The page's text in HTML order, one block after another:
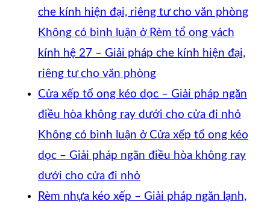
che kính hiện đại, riêng tư cho văn phòng
Không có bình luận ở Rèm tổ ong vách
kính hệ 27 – Giải pháp che kính hiện đại,
riêng tư cho văn phòng
Cửa xếp tổ ong kéo dọc – Giải pháp ngăn
điều hòa không ray dưới cho cửa đi nhỏ
Không có bình luận ở Cửa xếp tổ ong kéo
dọc – Giải pháp ngăn điều hòa không ray
dưới cho cửa đi nhỏ
Rèm nhựa kéo xếp – Giải pháp ngăn lạnh,